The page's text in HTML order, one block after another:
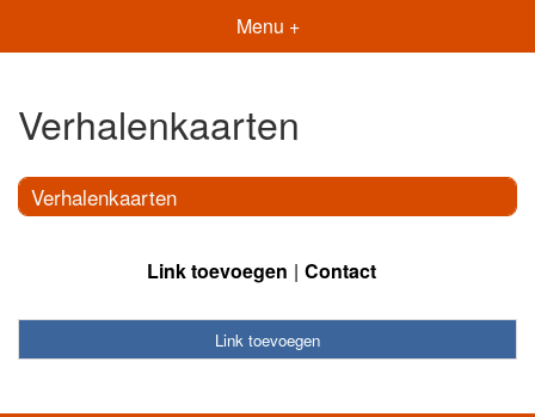
Menu +
Verhalenkaarten
Verhalenkaarten
Link toevoegen Contact
Link toevoegen